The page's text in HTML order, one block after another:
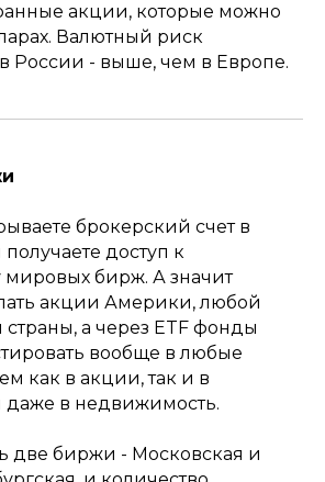
акции, которые можно
Валютный риск
России - выше, чем в Европе.
брокерский счет в
доступ к
мировых бирж. А значит
акции Америки, любой
а через ETF фонды
вообще в любые
как в акции, так и в
даже в недвижимость.
две биржи - Московская и